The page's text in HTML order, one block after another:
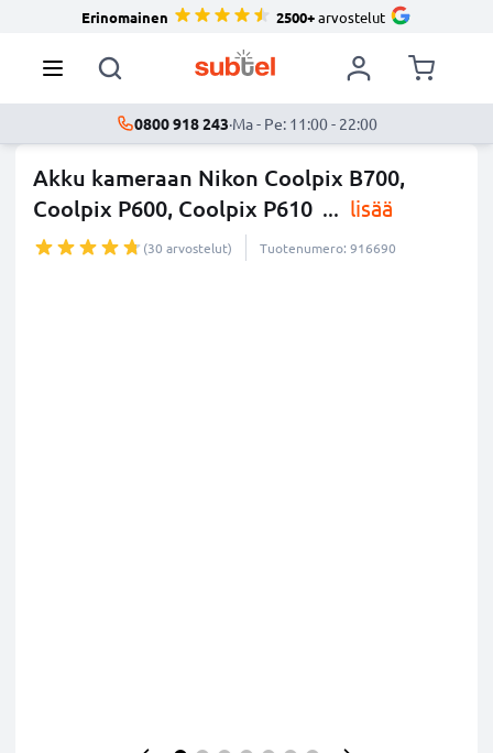
Erinomainen 2500+arvostelut
0800 918 243·Ma - Pe: 11:00 - 22:00
Akku kameraan Nikon Coolpix B700,
Coolpix P600, Coolpix P610 ... lisää
(30 arvostelut) Tuotenumero: 916690